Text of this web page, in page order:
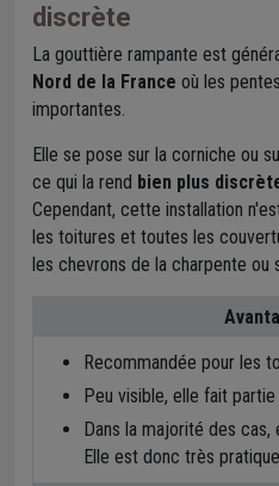
discrète
La gouttière rampante est
Nord de la France où les
importantes.
Elle se pose sur la corniche ou
ce qui la rend bien plus
Cependant, cette installation
les toitures et toutes les
les chevrons de la charpente ou
Recommandée pour les
Peu visible, elle fait
Dans la majorité des cas,
Elle est donc très